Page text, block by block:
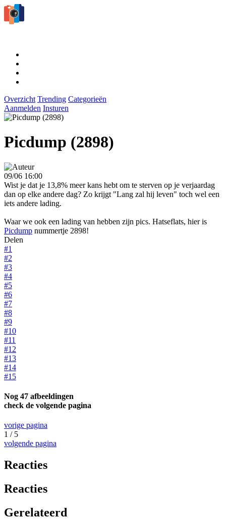
Overzicht Trending Categorieën
Aanmelden Insturen
Picdump (2898)
09/06 16:00
Wist je dat je 13,8% meer kans hebt om te sterven op je verjaardag
dan op elke andere dag? Zo krijgt "Lang zal hij leven" toch wel een
iets andere lading.
Waar we ook een lading van hebben zijn pics. Hatseflats, hier is
Picdump nummertje 2898!
Delen
#1
#2
#3
#4
#5
#6
#7
#8
#9
#10
#11
#12
#13
#14
#15
Nog 47 afbeeldingen
check de volgende pagina
vorige pagina
1 / 5
volgende pagina
Reacties
Reacties
Gerelateerd